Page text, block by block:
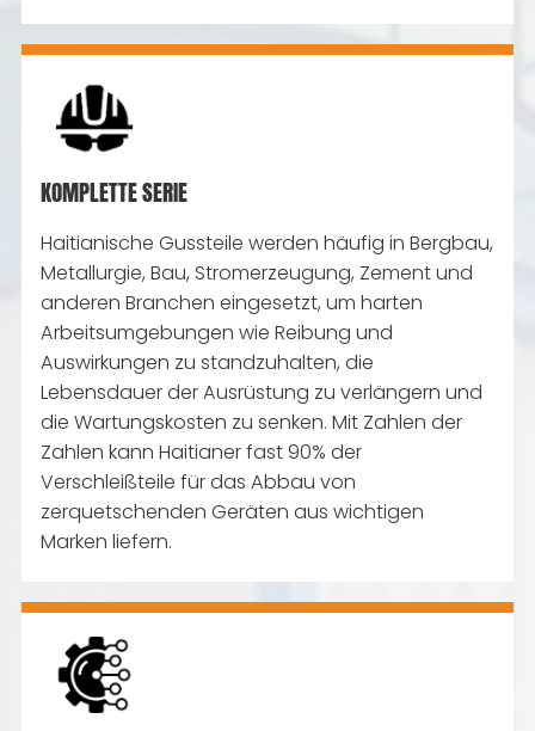
KOMPLETTE SERIE
Haitianische Gussteile werden häufig in Bergbau,
Metallurgie, Bau, Stromerzeugung, Zement und
anderen Branchen eingesetzt, um harten
Arbeitsumgebungen wie Reibung und
Auswirkungen zu standzuhalten, die
Lebensdauer der Ausrüstung zu verlängern und
die Wartungskosten zu senken. Mit Zahlen der
Zahlen kann Haitianer fast 90% der
Verschleißteile für das Abbau von
zerquetschenden Geräten aus wichtigen
Marken liefern.